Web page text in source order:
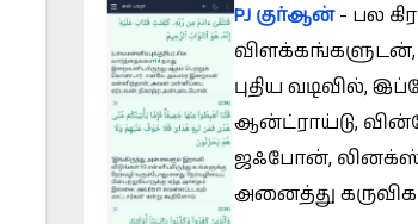
PJ குர்ஆன்- பல
விளக்கங்களுடன்,
புதிய வடிவில்,
ஆன்ட்ராய்டு,
ஜஃபோன்,
அனைத்து